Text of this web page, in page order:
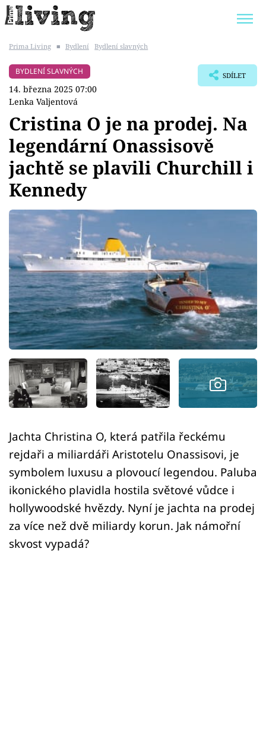
BYDLENÍ SLAVNÝCH
Témata
Bydlení
Zahrada
Design
Sledujte prima+
Přihlášení
Sledujte nás
Prima Living ■ Bydlení Bydlení slavných
BYDLENÍ SLAVNÝCH
14. března 2025 07:00
Lenka Valjentová
SDÍLET
Cristina O je na prodej. Na
legendární Onassisově
jachtě se plavili Churchill i
Kennedy
Jachta Christina O, která patřila řeckému
rejdaři a miliardáři Aristotelu Onassisovi, je
symbolem luxusu a plovoucí legendou. Paluba
ikonického plavidla hostila světové vůdce i
hollywoodské hvězdy. Nyní je jachta na prodej
za více než dvě miliardy korun. Jak námořní
skvost vypadá?